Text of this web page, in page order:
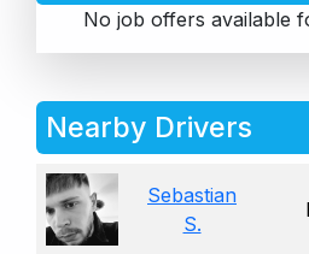
No job offers available
Nearby Drivers
Sebastian
S.